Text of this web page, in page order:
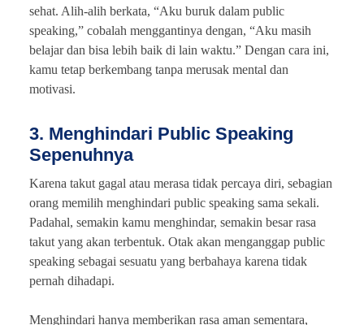
sehat. Alih-alih berkata, “Aku buruk dalam public
speaking,” cobalah menggantinya dengan, “Aku masih
belajar dan bisa lebih baik di lain waktu.” Dengan cara ini,
kamu tetap berkembang tanpa merusak mental dan
motivasi.
3. Menghindari Public Speaking
Sepenuhnya
Karena takut gagal atau merasa tidak percaya diri, sebagian
orang memilih menghindari public speaking sama sekali.
Padahal, semakin kamu menghindar, semakin besar rasa
takut yang akan terbentuk. Otak akan menganggap public
speaking sebagai sesuatu yang berbahaya karena tidak
pernah dihadapi.
Menghindari hanya memberikan rasa aman sementara,